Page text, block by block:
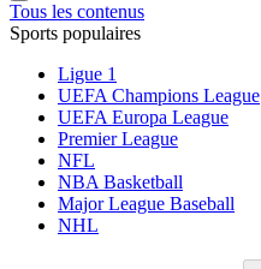
Tous les contenus
Sports populaires
Ligue 1
UEFA Champions League
UEFA Europa League
Premier League
NFL
NBA Basketball
Major League Baseball
NHL